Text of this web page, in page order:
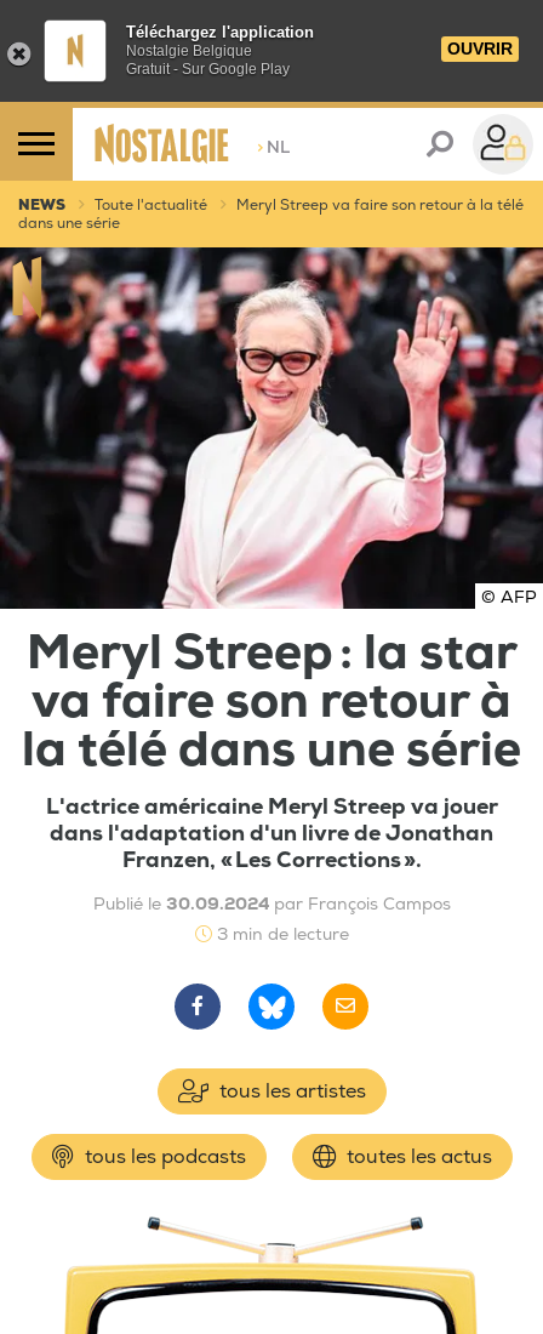
Téléchargez l'application
Nostalgie Belgique
Gratuit - Sur Google Play
OUVRIR
> NL
NEWS Toute l'actualité
Meryl Streep va faire son retour à la télé
dans une série
© AFP
Meryl Streep : la star
va faire son retour à
la télé dans une série
L'actrice américaine Meryl Streep va jouer
dans l'adaptation d'un livre de Jonathan
Franzen, « Les Corrections ».
Publié le 30.09.2024 par François Campos
3 min de lecture
tous les artistes
tous les podcasts toutes les actus